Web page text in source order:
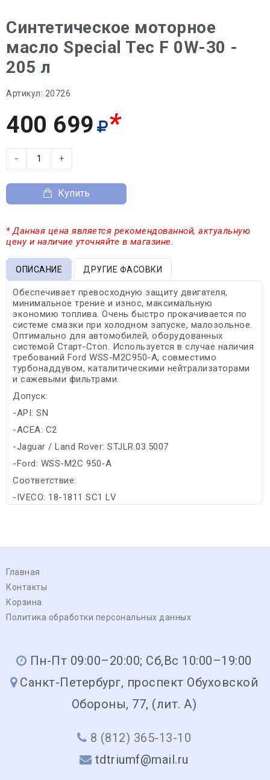
Синтетическое моторное
масло Special Tec F 0W-30 -
205 л
Артикул: 20726
400 699 *
− +
Купить
* Данная цена является рекомендованной, актуальную
цену и наличие уточняйте в магазине.
ОПИСАНИЕ ДРУГИЕ ФАСОВКИ
Обеспечивает превосходную защиту двигателя,
минимальное трение и износ, максимальную
экономию топлива. Очень быстро прокачивается по
системе смазки при холодном запуске, малозольное.
Оптимально для автомобилей, оборудованных
системой Старт-Стоп. Используется в случае наличия
требований Ford WSS-M2C950-A, совместимо
турбонаддувом, каталитическими нейтрализаторами
и сажевыми фильтрами.
Допуск:
-API: SN
-ACEA: C2
-Jaguar / Land Rover: STJLR.03.5007
-Ford: WSS-M2C 950-А
Соответствие:
-IVECO: 18-1811 SC1 LV
Главная
Контакты
Корзина
Политика обработки персональных данных
Пн-Пт 09:00–20:00; Сб,Вс 10:00–19:00
Санкт-Петербург, проспект Обуховской
Обороны, 77, (лит. А)
8 (812) 365-13-10
tdtriumf@mail.ru